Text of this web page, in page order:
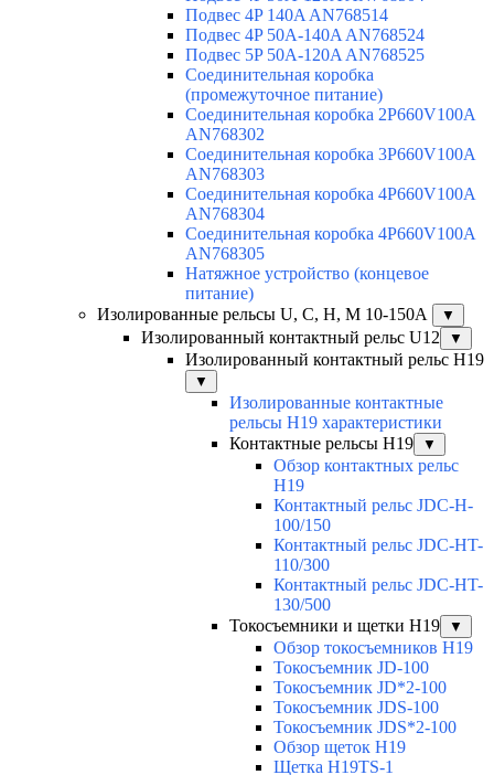
Подвес 4P 140A AN768514
Подвес 4P 50A-140A AN768524
Подвес 5P 50A-120A AN768525
Соединительная коробка
(промежуточное питание)
Соединительная коробка 2P660V100A
AN768302
Соединительная коробка 3P660V100A
AN768303
Соединительная коробка 4P660V100A
AN768304
Соединительная коробка 4P660V100A
AN768305
Натяжное устройство (концевое
питание)
Изолированные рельсы U, C, H, M 10-150А
▼
Изолированный контактный рельс U12 ▼
Изолированный контактный рельс Н19
▼
Изолированные контактные
рельсы Н19 характеристики
Контактные рельсы H19
▼
Обзор контактных рельс
H19
Контактный рельс JDC-H-
100/150
Контактный рельс JDC-HT-
110/300
Контактный рельс JDC-HT-
130/500
Токосъемники и щетки H19
▼
Обзор токосъемников H19
Токосъемник JD-100
Токосъемник JD*2-100
Токосъемник JDS-100
Токосъемник JDS*2-100
Обзор щеток H19
Щетка H19TS-1